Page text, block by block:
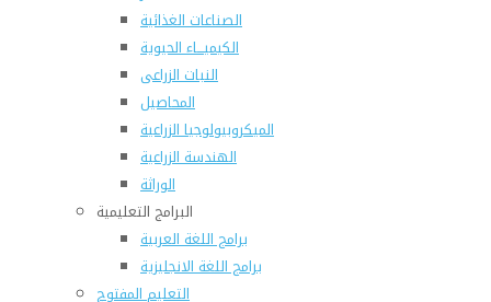
الصناعات الغذائية
الكيميـــاء الحيوية
النبات الزراعى
المحاصيل
الميكروبيولوجيا الزراعية
الهندسة الزراعية
الوراثة
البرامج التعليمية
برامج اللغة العربية
برامج اللغة الانجليزية
التعليم المفتوح